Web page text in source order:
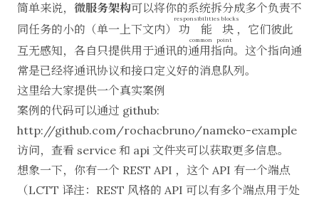
简单来说， 微服务架构可以将你的系统拆分成多个负责不
同任务的小的（单一上下文内）
功能块
responsibilities blocks
，它们彼此
互无感知，各自只提供用于通讯的通用指向
common point
。这个指向通
常是已经将通讯协议和接口定义好的消息队列。
这里给大家提供一个真实案例
案例的代码可以通过 github:
http://github.com/rochacbruno/nameko-example
访问，查看 service 和 api 文件夹可以获取更多信息。
想象一下，你有一个 REST API ，这个 API 有一个端点
（LCTT 译注：REST 风格的 API 可以有多个端点用于处